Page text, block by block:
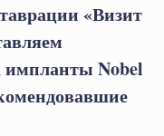
«Визит
Nobel